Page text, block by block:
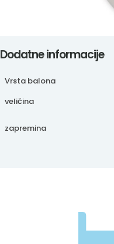
Dodatne informacije
Vrsta balona
veličina
zapremina